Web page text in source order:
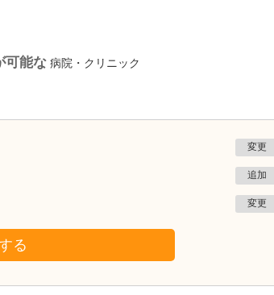
可能な 病院・クリニック
変更
追加
変更
る
千葉県柏市